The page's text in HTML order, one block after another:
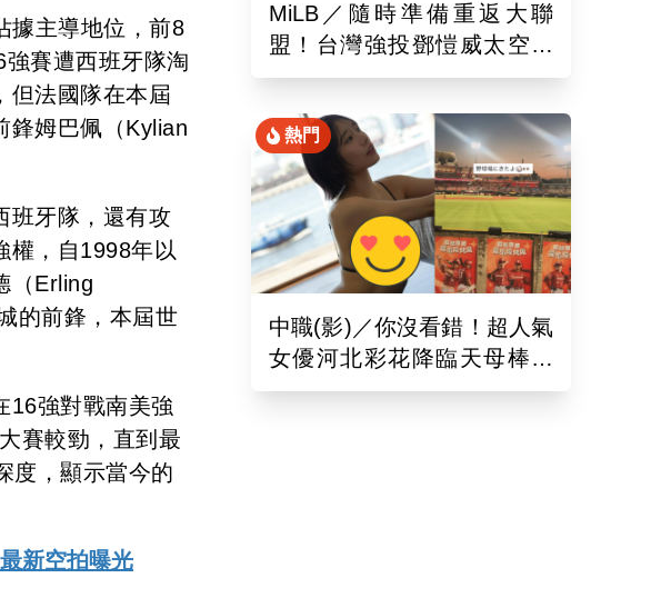
據主導地位，前8
賽遭西班牙隊淘
但法國隊在本屆
鋒姆巴佩（Kylian
班牙隊，還有攻
權，自1998年以
（Erling
的前鋒，本屆世
16強對戰南美強
賽較勁，直到最
度，顯示當今的
新空拍曝光
MiLB／隨時準備重返大聯
盟！台灣強投鄧愷威太空人
3A登板後援1.2局飆3K
熱門
中職(影)／你沒看錯！超人氣
女優河北彩花降臨天母棒球
場 粉絲全暴動